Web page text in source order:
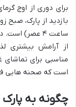
برای دوری از اوج
ساعت ۴ عصر)
از آرامش بیشتری
مناسبی برای تماشای
است که صحنه هایی
چگونه به پارک